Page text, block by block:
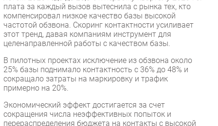
плата за каждый вызов вытеснила с рынка тех, кто
компенсировал низкое качество базы высокой
частотой обзвона. Скоринг контактности усиливает
этот тренд, давая компаниям инструмент для
целенаправленной работы с качеством базы.
В пилотных проектах исключение из обзвона около
25% базы поднимало контактность с 36% до 48% и
сокращало затраты на маркировку и трафик
примерно на 20%.
Экономический эффект достигается за счет
сокращения числа неэффективных попыток и
перераспределения бюджета на контакты с высокой